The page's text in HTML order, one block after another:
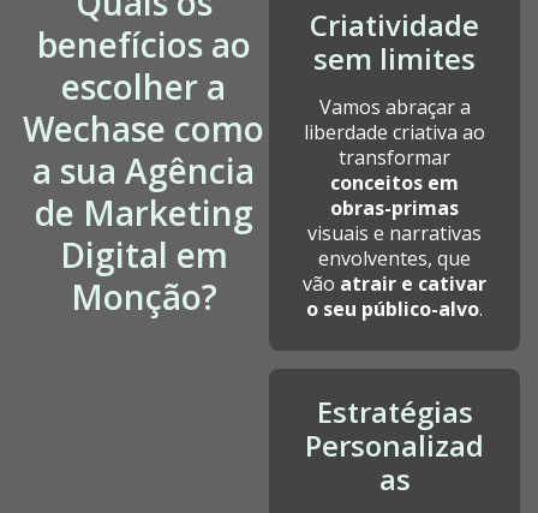
benefícios ao
escolher a
Wechase como
a sua Agência
de Marketing
Digital em
Monção?
Criatividade
sem limites
Vamos abraçar a
liberdade criativa ao
transformar
conceitos em
obras-primas
visuais e narrativas
envolventes, que
vão atrair e cativar
o seu público-alvo.
Estratégias
Personalizad
as